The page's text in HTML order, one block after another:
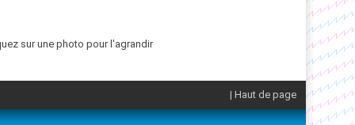
sur une photo pour l'agrandir
| Haut de page